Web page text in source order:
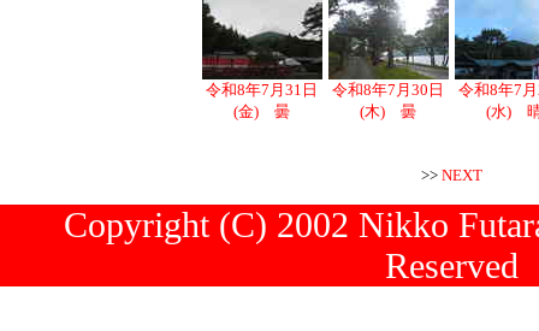
令和8年7月31日
(金) 曇
令和8年7月30日
(木) 曇
令和8年7
(水)
>> NEXT
Copyright (C) 2002 Nikko
Reserved